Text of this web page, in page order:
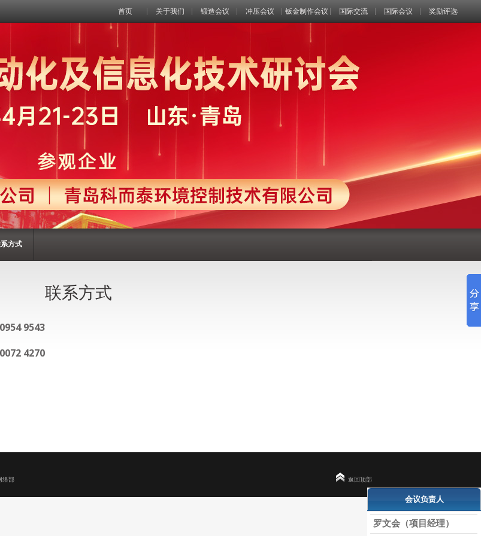
奖励评选
国际会议
国际交流
钣金制作会议
冲压会议
锻造会议
关于我们
首页
方式
联系方式
9543
4270
络部 返回顶部
会议负责人
罗文会（项目经理）